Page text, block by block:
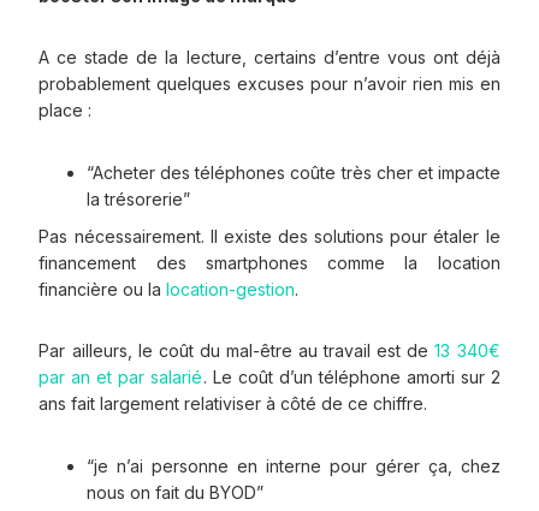
A ce stade de la lecture, certains d’entre vous ont déjà
probablement quelques excuses pour n’avoir rien mis en
place :
“Acheter des téléphones coûte très cher et impacte
la trésorerie”
Pas nécessairement. Il existe des solutions pour étaler le
financement des smartphones comme la location
financière ou lalocation-gestion.
Par ailleurs, le coût du mal-être au travail est de13 340€
par an et par salarié. Le coût d’un téléphone amorti sur 2
ans fait largement relativiser à côté de ce chiffre.
“je n’ai personne en interne pour gérer ça, chez
nous on fait du BYOD”